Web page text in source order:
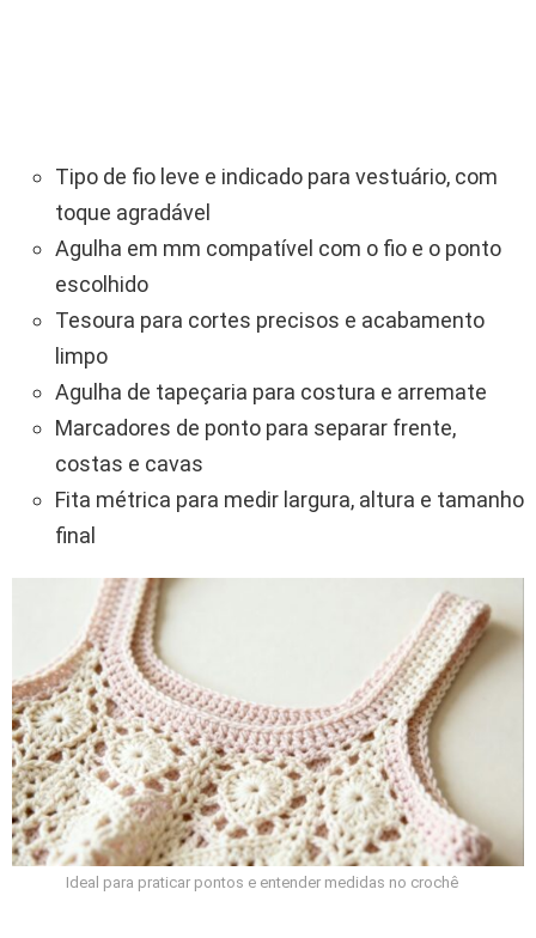
Tipo de fio leve e indicado para vestuário, com
toque agradável
Agulha em mm compatível com o fio e o ponto
escolhido
Tesoura para cortes precisos e acabamento
limpo
Agulha de tapeçaria para costura e arremate
Marcadores de ponto para separar frente,
costas e cavas
Fita métrica para medir largura, altura e tamanho
final
Ideal para praticar pontos e entender medidas no crochê